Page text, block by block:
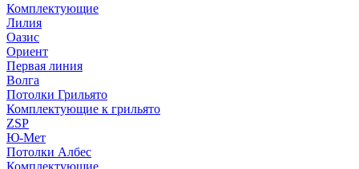
Комплектующие
Лилия
Оазис
Ориент
Первая линия
Волга
Потолки Грильято
Комплектующие к грильято
ZSP
Ю-Мет
Потолки Албес
Комплектующие